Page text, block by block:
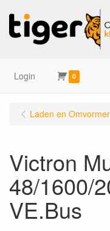
Login 0
Laden en
Victron
48/1600/
VE.Bus